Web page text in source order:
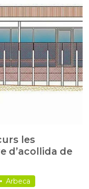
les
d’acollida de
Arbeca